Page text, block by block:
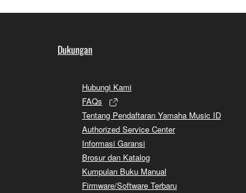
Dukungan
Hubungi Kami
FAQs
Tentang Pendaftaran Yamaha Music ID
Authorized Service Center
Informasi Garansi
Brosur dan Katalog
Kumpulan Buku Manual
Firmware/Software Terbaru